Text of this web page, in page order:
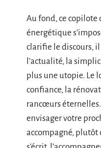
Au fond, ce copilote
énergétique
clarifie le discours,
l’actualité, la
plus une utopie. Le
confiance, la
rancœurs
envisager votre
accompagné, plutôt